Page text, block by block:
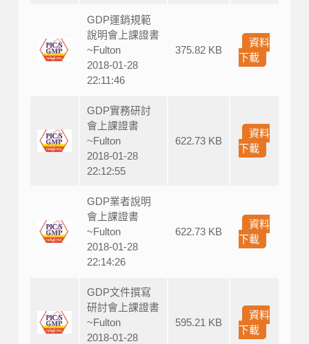
GDP運銷規範
說明會上課證書
~Fulton
2018-01-28
22:11:46
375.82 KB
資料
下載
GDP實務研討
會上課證書
~Fulton
2018-01-28
22:12:55
622.73 KB
資料
下載
GDP業者說明
會上課證書
~Fulton
2018-01-28
22:14:26
622.73 KB
資料
下載
GDP文件撰寫
研討會上課證書
~Fulton
2018-01-28
595.21 KB
資料
下載